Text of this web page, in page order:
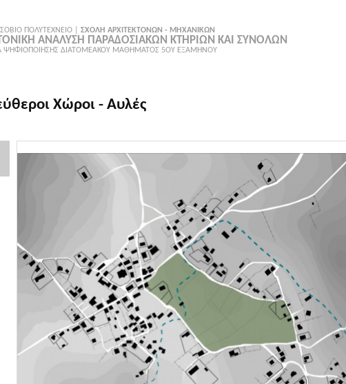
ΠΟΛΥΤΕΧΝΕΙΟ | ΣΧΟΛΗ ΑΡΧΙΤΕΚΤΟΝΩΝ - ΜΗΧΑΝΙΚΩΝ
ΑΝΑΛΥΣΗ ΠΑΡΑΔΟΣΙΑΚΩΝ ΚΤΗΡΙΩΝ ΚΑΙ ΣΥΝΟΛΩΝ
ΨΗΦΙΟΠΟΙΗΣΗΣ ΔΙΑΤΟΜΕΑΚΟΥ ΜΑΘΗΜΑΤΟΣ 5ΟΥ ΕΞΑΜΗΝΟΥ
Χώροι - Αυλές